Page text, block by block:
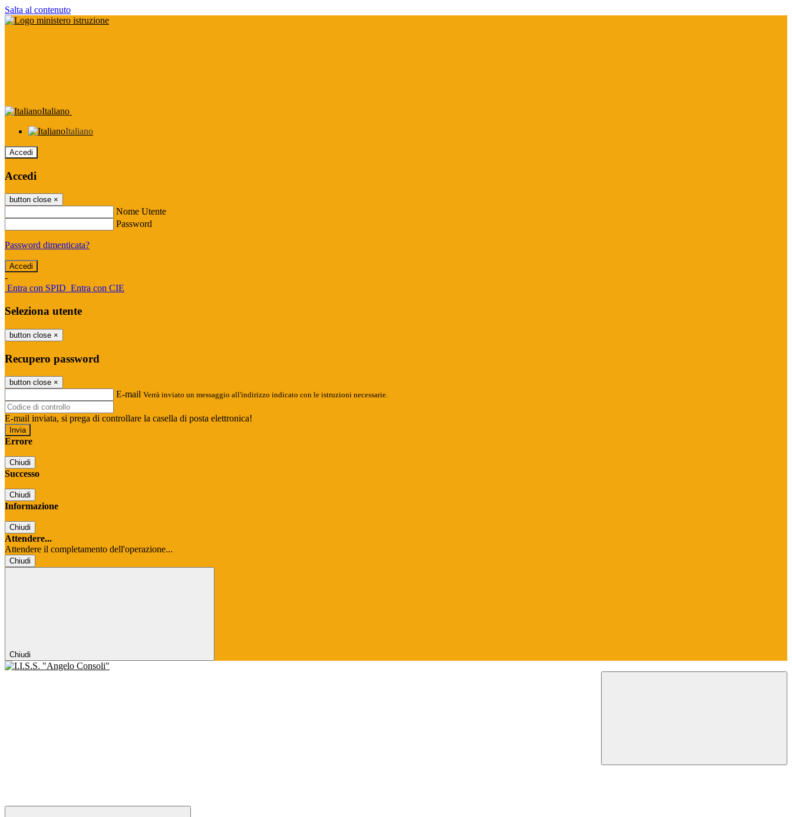
Salta al contenuto
Italiano
Italiano
Accedi
Accedi
button close ×
Nome Utente
Password
Password dimenticata?
-
Entra con SPID Entra con CIE
Seleziona utente
button close ×
Recupero password
button close ×
E-mail Verrà inviato un messaggio all'indirizzo indicato con le istruzioni necessarie.
E-mail inviata, si prega di controllare la casella di posta elettronica!
Errore
Chiudi
Successo
Chiudi
Informazione
Chiudi
Attendere...
Attendere il completamento dell'operazione...
Chiudi
Chiudi